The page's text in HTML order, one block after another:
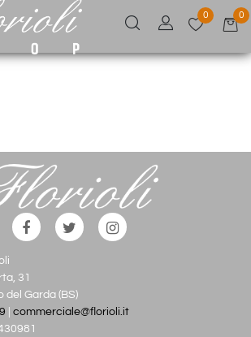
0 0
31
del Garda (BS)
commerciale@florioli.it